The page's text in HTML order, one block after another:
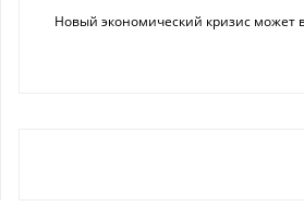
Новый экономический кризис может